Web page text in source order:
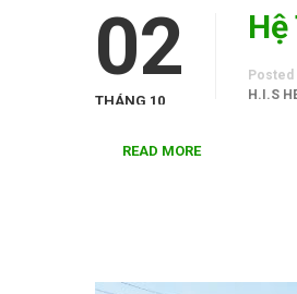
02
THÁNG 10
Posted
H.I.S
READ MORE